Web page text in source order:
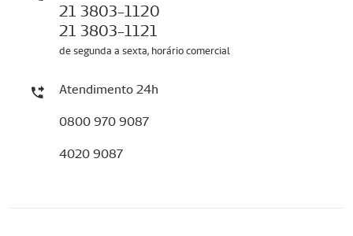
21 3803-1120
21 3803-1121
de segunda a sexta, horário comercial
Atendimento 24h
0800 970 9087
4020 9087